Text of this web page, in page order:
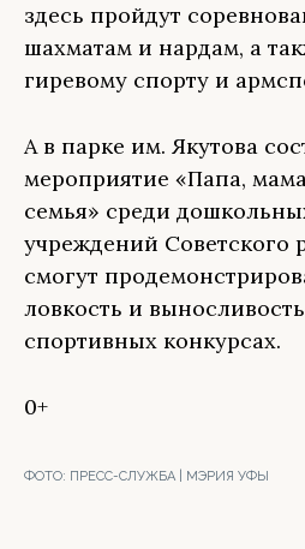
здесь пройдут
шахматам и нардам, а
гиревому спорту и
А в парке им. Якутова
мероприятие «Папа,
семья» среди
учреждений Советского
смогут
ловкость и
спортивных конкурсах.
0+
ФОТО: ПРЕСС-СЛУЖБА | МЭРИЯ УФЫ